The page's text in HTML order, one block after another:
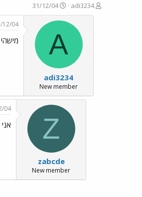
פ
ו
adi3234
פ
ו
ר
ם
ב
א
ר
י
ך
31/12/04
A
adi3234
New member
12/04
מישהי
Z
zabcde
New member
04
אני